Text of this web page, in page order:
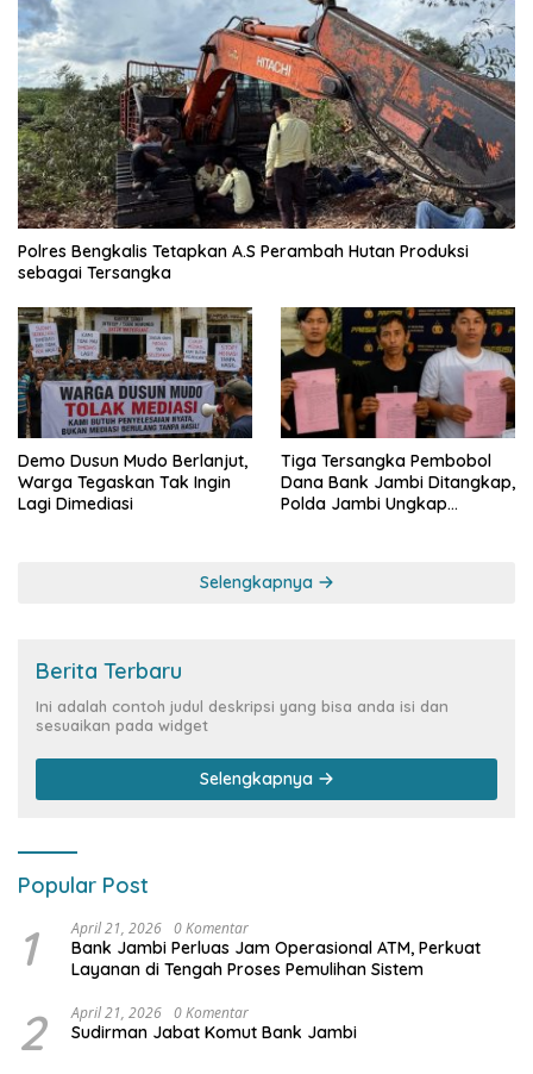
Polres Bengkalis Tetapkan A.S Perambah Hutan Produksi
sebagai Tersangka
Demo Dusun Mudo Berlanjut,
Warga Tegaskan Tak Ingin
Lagi Dimediasi
Tiga Tersangka Pembobol
Dana Bank Jambi Ditangkap,
Polda Jambi Ungkap
Selengkapnya
Berita Terbaru
Ini adalah contoh judul deskripsi yang bisa anda isi dan
sesuaikan pada widget
Selengkapnya
Popular Post
1 April 21, 2026 0 Komentar
Bank Jambi Perluas Jam Operasional ATM, Perkuat
Layanan di Tengah Proses Pemulihan Sistem
2 April 21, 2026 0 Komentar
Sudirman Jabat Komut Bank Jambi